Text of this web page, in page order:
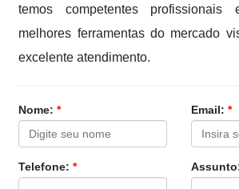
temos competentes
melhores ferramentas do mercado
excelente atendimento.
Nome:* Email: *
Telefone:*